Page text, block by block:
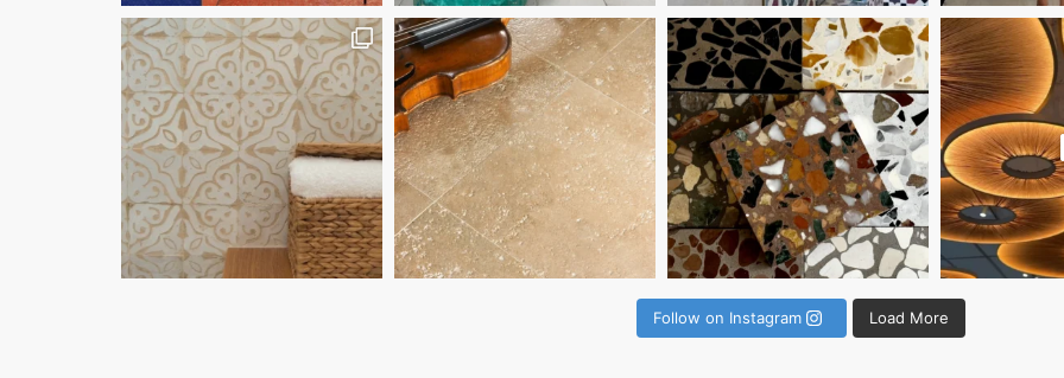
מי שלא יכול
מה שיפה הוא לא בהכרח מה שבולט. לפעמים זה פנכון שיש משהו באריחי זליז׳ שמרגיש קיץ, חופש, מקומו
Load More
Follow on Instagram